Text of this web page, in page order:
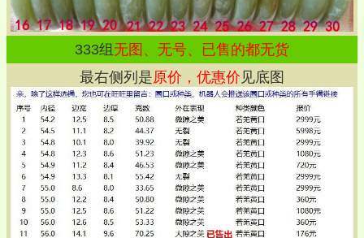
333组 无图、无号、已售的都无货
最右侧列是原价，优惠价 见底图